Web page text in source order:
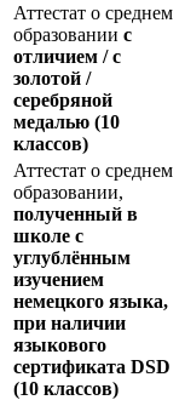
Аттестат о среднем
образовании с
отличием / с
золотой /
серебряной
медалью (10
классов)
Аттестат о среднем
образовании,
полученный в
школе с
углублённым
изучением
немецкого языка,
при наличии
языкового
сертификата DSD
(10 классов)